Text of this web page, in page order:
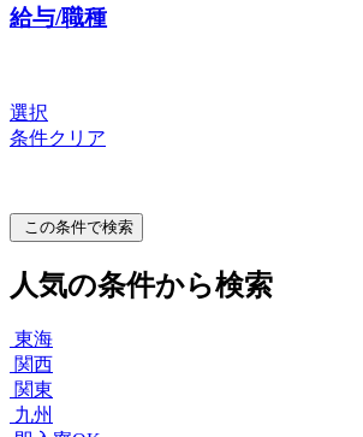
給与/職種
選択
条件クリア
この条件で検索
人気の条件から検索
東海
関西
関東
九州